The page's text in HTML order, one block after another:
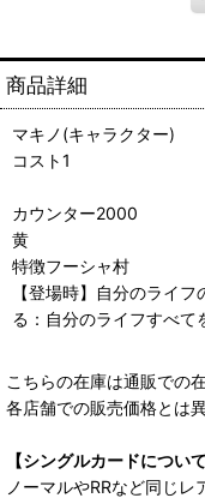
商品詳細
マキノ(キャラクター)
コスト1
カウンター2000
黄
特徴フーシャ村
【登場時】自分のライ
る：自分のライフすべて
こちらの在庫は通販での
各店舗での販売価格とは
【シングルカードについて
ノーマルやRRなど同じ